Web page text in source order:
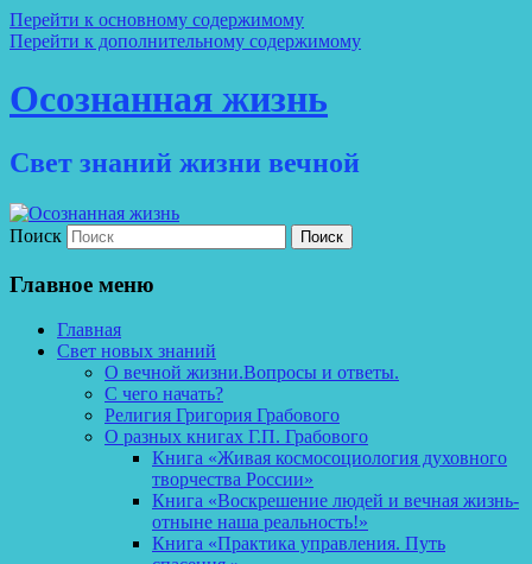
Перейти к основному содержимому
Перейти к дополнительному содержимому
Осознанная жизнь
Свет знаний жизни вечной
Поиск
Главное меню
Главная
Свет новых знаний
О вечной жизни.Вопросы и ответы.
С чего начать?
Религия Григория Грабового
О разных книгах Г.П. Грабового
Книга «Живая космосоциология духовного
творчества России»
Книга «Воскрешение людей и вечная жизнь-
отныне наша реальность!»
Книга «Практика управления. Путь